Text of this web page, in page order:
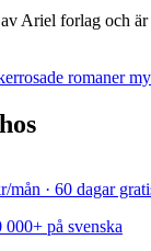
Ariel forlag och
romaner
mån · 60 dagar
på svenska